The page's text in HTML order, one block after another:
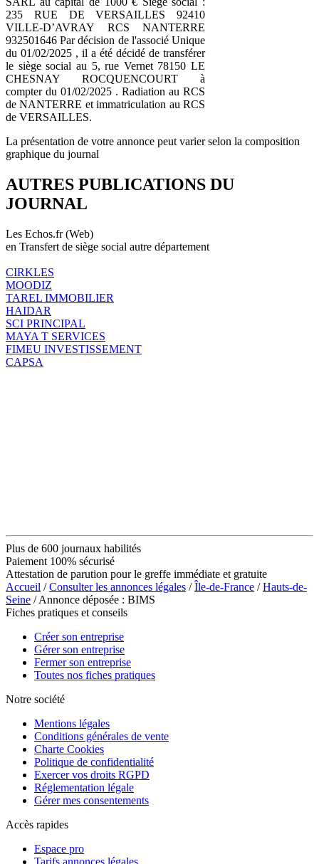
235 RUE DE VERSAILLES 92410
VILLE-D’AVRAY RCS NANTERRE
932501646 Par décision de l'associé Unique
du 01/02/2025 , il a été décidé de transférer
le siège social au 5, rue Vernet 78150 LE
CHESNAY ROCQUENCOURT à
compter du 01/02/2025 . Radiation au RCS
de NANTERRE et immatriculation au RCS
de VERSAILLES.
La présentation de votre annonce peut varier selon la composition
graphique du journal
AUTRES PUBLICATIONS DU
JOURNAL
Les Echos.fr (Web)
en Transfert de siège social autre département
CIRKLES
MOODIZ
TAREL IMMOBILIER
HAIDAR
SCI PRINCIPAL
MAYA T SERVICES
FIMEU INVESTISSEMENT
CAPSA
Plus de 600 journaux habilités
Paiement 100% sécurisé
Attestation de parution pour le greffe immédiate et gratuite
Accueil /Consulter les annonces légales /Île-de-France /Hauts-de-
Seine / Annonce déposée : BIMS
Fiches pratiques et conseils
Créer son entreprise
Gérer son entreprise
Fermer son entreprise
Toutes nos fiches pratiques
Notre société
Mentions légales
Conditions générales de vente
Charte Cookies
Politique de confidentialité
Exercer vos droits RGPD
Réglementation légale
Gérer mes consentements
Accès rapides
Espace pro
Tarifs annonces légales